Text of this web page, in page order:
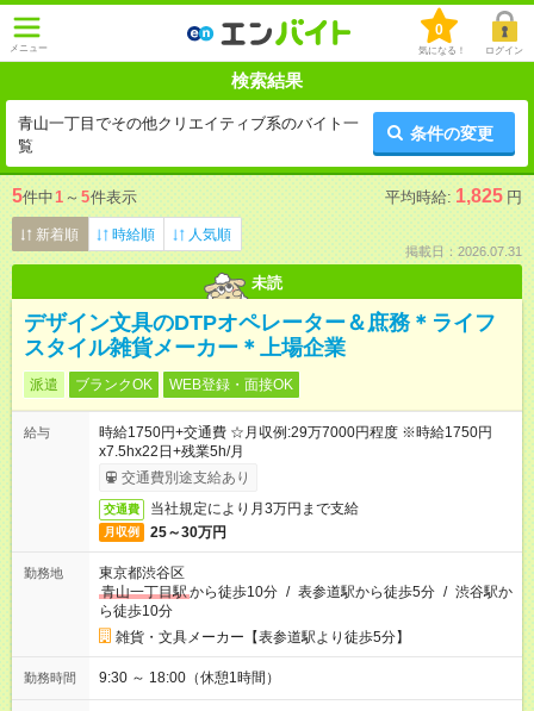
メニュー
0
気になる！ ログイン
検索結果
青山一丁目でその他クリエイティブ系のバイト一
覧
条件の変更
5件中1 ～ 5件表示 平均時給: 1,825 円
新着順 時給順 人気順
掲載日：2026.07.31
未読
デザイン文具のDTPオペレーター＆庶務＊ライフ
スタイル雑貨メーカー＊上場企業
派遣 ブランクOK WEB登録・面接OK
給与
時給1750円+交通費 ☆月収例:29万7000円程度 ※時給1750円
x7.5hx22日+残業5h/月
交通費別途支給あり
交通費 当社規定により月3万円まで支給
月収例 25～30万円
勤務地
東京都渋谷区
青山一丁目駅から徒歩10分 / 表参道駅から徒歩5分 / 渋谷駅か
ら徒歩10分
雑貨・文具メーカー【表参道駅より徒歩5分】
勤務時間 9:30 ～ 18:00（休憩1時間）